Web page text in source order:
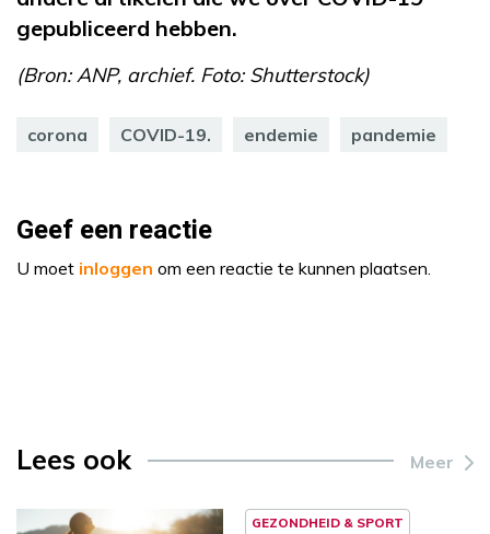
gepubliceerd hebben.
(Bron: ANP, archief. Foto: Shutterstock)
corona COVID-19. endemie pandemie
Geef een reactie
U moet inloggen om een reactie te kunnen plaatsen.
Lees ook Meer
GEZONDHEID & SPORT